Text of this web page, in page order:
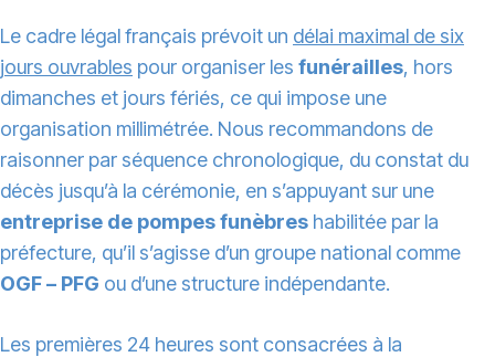
Le cadre légal français prévoit un délai maximal de six
jours ouvrables pour organiser les funérailles, hors
dimanches et jours fériés, ce qui impose une
organisation millimétrée. Nous recommandons de
raisonner par séquence chronologique, du constat du
décès jusqu’à la cérémonie, en s’appuyant sur une
entreprise de pompes funèbres habilitée par la
préfecture, qu’il s’agisse d’un groupe national comme
OGF – PFG ou d’une structure indépendante.
Les premières 24 heures sont consacrées à la